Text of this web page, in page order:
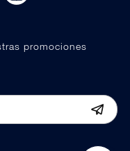
promociones